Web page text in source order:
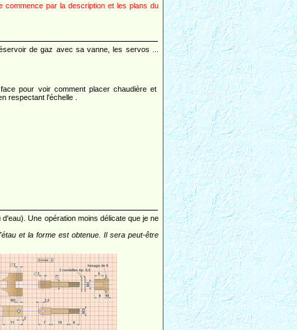
commence par la description et les plans du
de gaz avec sa vanne, les servos ...
pour voir comment placer chaudière et
respectant l'échelle .
Une opération moins délicate que je ne
et la forme est obtenue. Il sera peut-être